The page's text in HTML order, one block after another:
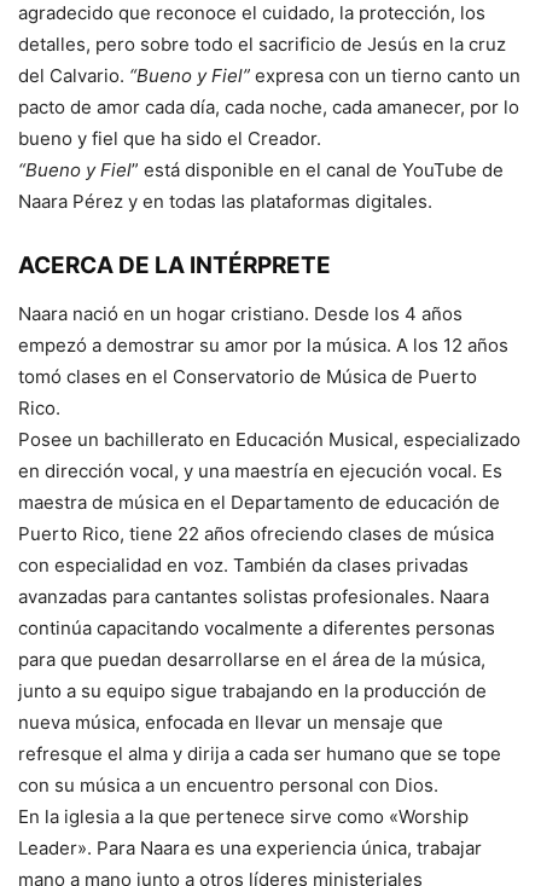
agradecido que reconoce el cuidado, la protección, los
detalles, pero sobre todo el sacrificio de Jesús en la cruz
del Calvario. “Bueno y Fiel” expresa con un tierno canto un
pacto de amor cada día, cada noche, cada amanecer, por lo
bueno y fiel que ha sido el Creador.
“Bueno y Fiel” está disponible en el canal de YouTube de
Naara Pérez y en todas las plataformas digitales.
ACERCA DE LA INTÉRPRETE
Naara nació en un hogar cristiano. Desde los 4 años
empezó a demostrar su amor por la música. A los 12 años
tomó clases en el Conservatorio de Música de Puerto
Rico.
Posee un bachillerato en Educación Musical, especializado
en dirección vocal, y una maestría en ejecución vocal. Es
maestra de música en el Departamento de educación de
Puerto Rico, tiene 22 años ofreciendo clases de música
con especialidad en voz. También da clases privadas
avanzadas para cantantes solistas profesionales. Naara
continúa capacitando vocalmente a diferentes personas
para que puedan desarrollarse en el área de la música,
junto a su equipo sigue trabajando en la producción de
nueva música, enfocada en llevar un mensaje que
refresque el alma y dirija a cada ser humano que se tope
con su música a un encuentro personal con Dios.
En la iglesia a la que pertenece sirve como «Worship
Leader». Para Naara es una experiencia única, trabajar
mano a mano junto a otros líderes ministeriales